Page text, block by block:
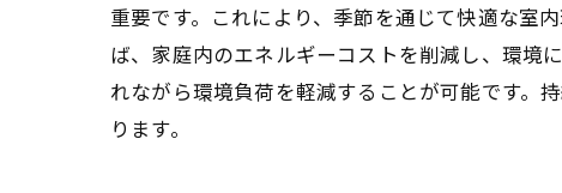
カ
イ
重要です。これにより、季節を通じて快適な室
ば、家庭内のエネルギーコストを削減し、環境
れながら環境負荷を軽減することが可能です。
ります。